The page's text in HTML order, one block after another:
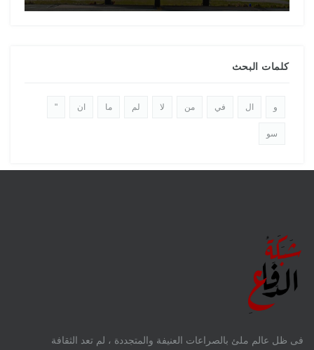
كلمات البحث
و ال في من لا لم ما ان "
سو
فى ظل عالم ملئ بالصراعات العنيفة والمتجددة ، لم تعد الثقافة